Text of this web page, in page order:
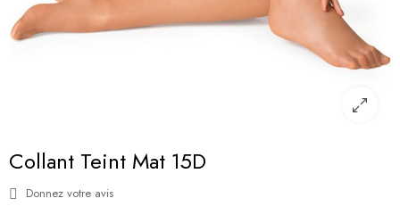
Collant Teint Mat 15D
Donnez votre avis